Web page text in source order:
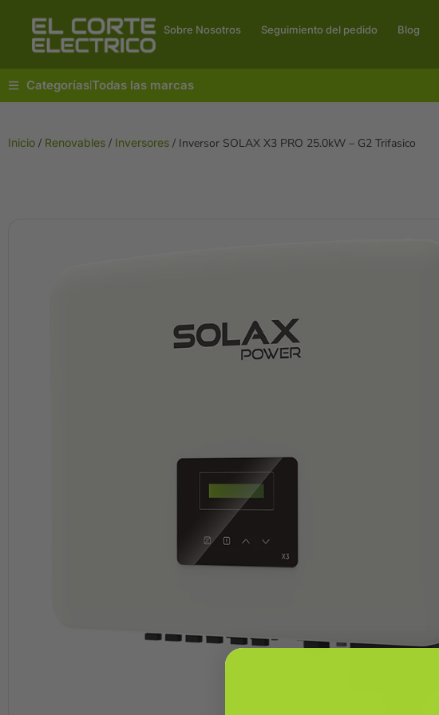
Sobre Nosotros Seguimiento del pedido Blog
Categorías| Todas las marcas
Inicio / Renovables / Inversores / Inversor SOLAX X3 PRO 25.0kW – G2 Trifasico